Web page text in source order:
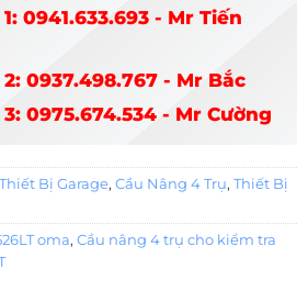
0941.633.693 - Mr Tiến
0937.498.767 - Mr Bắc
0975.674.534 - Mr Cường
Thiết Bị Garage, Cầu Nâng 4 Trụ, Thiết Bị
oma, Cầu nâng 4 trụ cho kiểm tra